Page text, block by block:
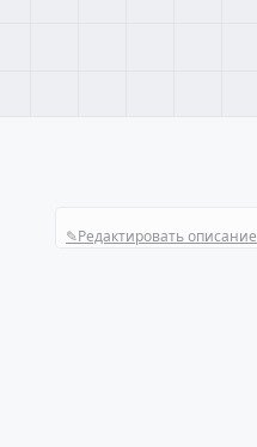
✎Редактировать описание